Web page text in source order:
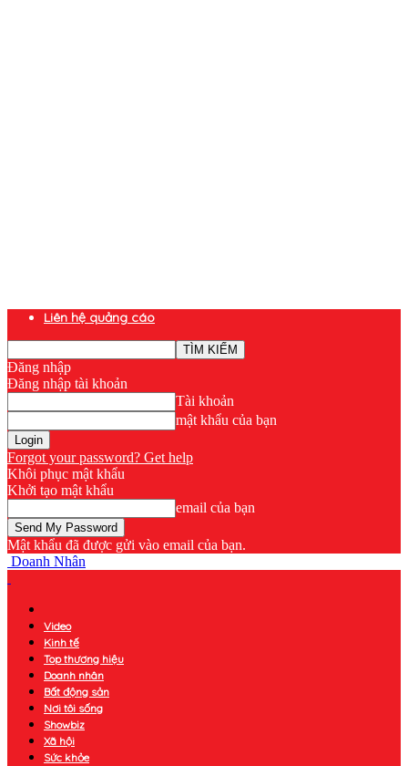
Liên hệ quảng cáo
Đăng nhập
Đăng nhập tài khoản
Tài khoản
mật khẩu của bạn
Forgot your password? Get help
Khôi phục mật khẩu
Khởi tạo mật khẩu
email của bạn
Mật khẩu đã được gửi vào email của bạn.
Doanh Nhân
Video
Kinh tế
Top thương hiệu
Doanh nhân
Bất động sản
Nơi tôi sống
Showbiz
Xã hội
Sức khỏe